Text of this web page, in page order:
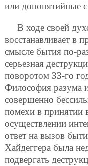
или допонятийные
В ходе своей
восстанавливает в
смысле бытия по-
серьезная
поворотом 33-го
Философия разума
совершенно
помехи в принятии
осуществлении
ответ на вызов
Хайдеггера была
подвергать